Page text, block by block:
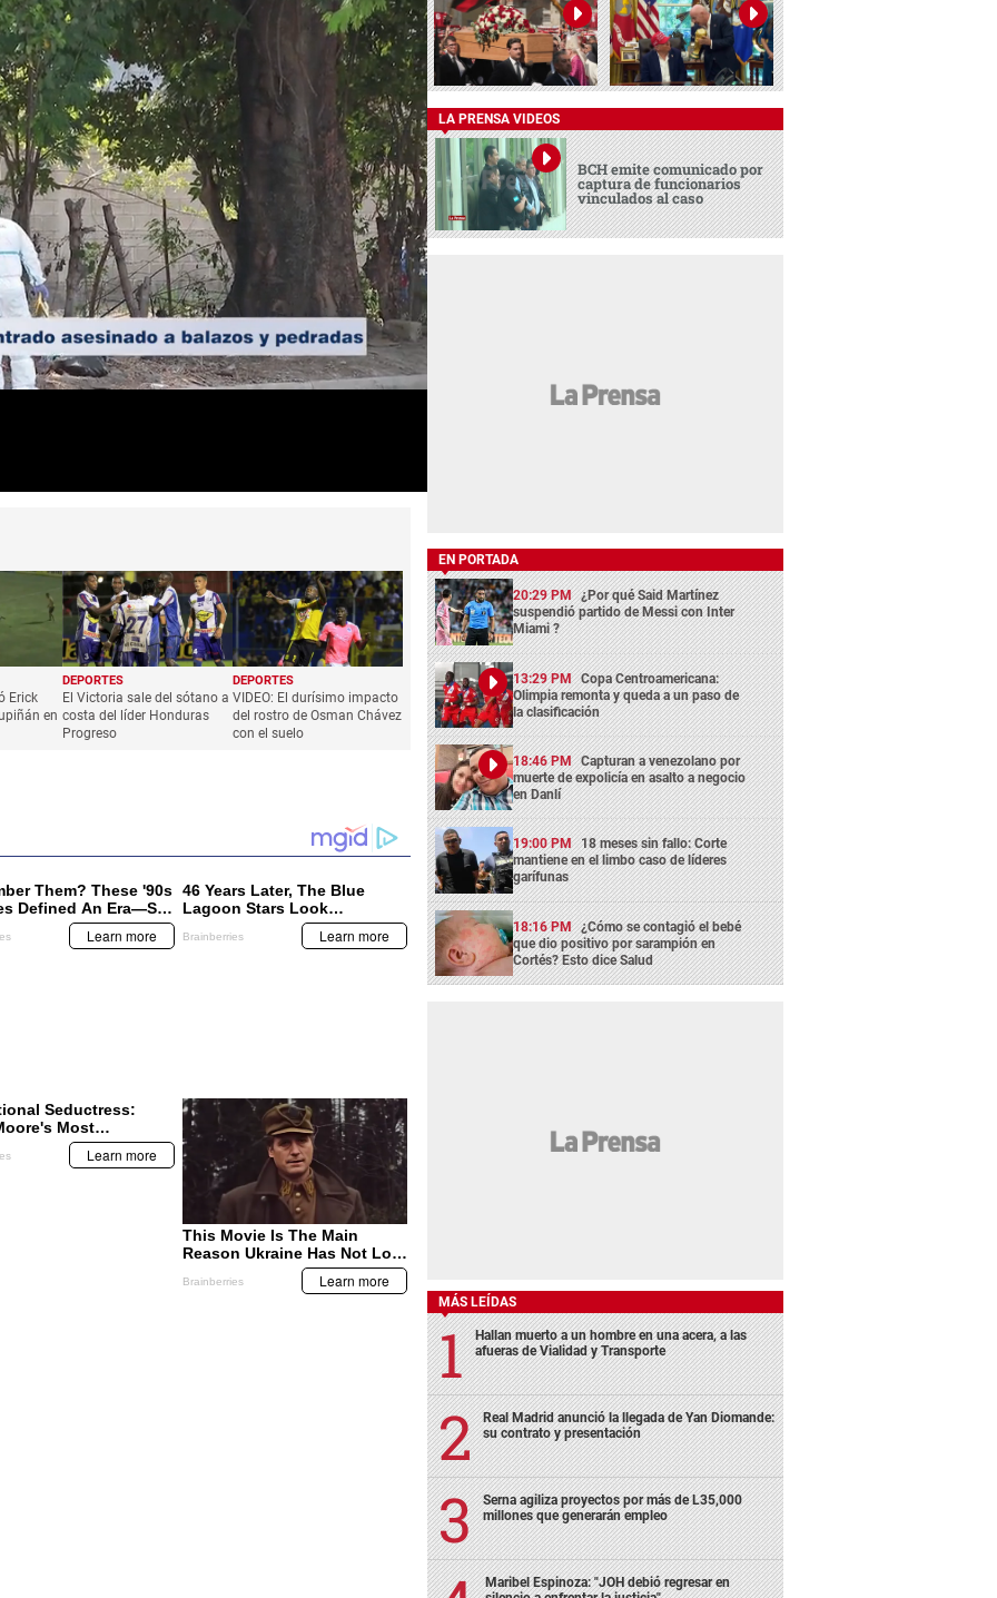
Erick
en
DEPORTES
El Victoria sale del sótano a
costa del líder Honduras
Progreso
DEPORTES
VIDEO: El durísimo impacto
del rostro de Osman Chávez
con el suelo
LA PRENSA VIDEOS
BCH emite comunicado por
captura de funcionarios
vinculados al caso
EN PORTADA
20:29 PM ¿Por qué Said Martínez
suspendió partido de Messi con Inter
Miami ?
13:29 PM Copa Centroamericana:
Olimpia remonta y queda a un paso de
la clasificación
18:46 PM Capturan a venezolano por
muerte de expolicía en asalto a negocio
en Danlí
19:00 PM 18 meses sin fallo: Corte
mantiene en el limbo caso de líderes
garífunas
18:16 PM ¿Cómo se contagió el bebé
que dio positivo por sarampión en
Cortés? Esto dice Salud
MÁS LEÍDAS
Hallan muerto a un hombre en una acera, a las
afueras de Vialidad y Transporte
Real Madrid anunció la llegada de Yan Diomande:
su contrato y presentación
Serna agiliza proyectos por más de L35,000
millones que generarán empleo
Maribel Espinoza: "JOH debió regresar en